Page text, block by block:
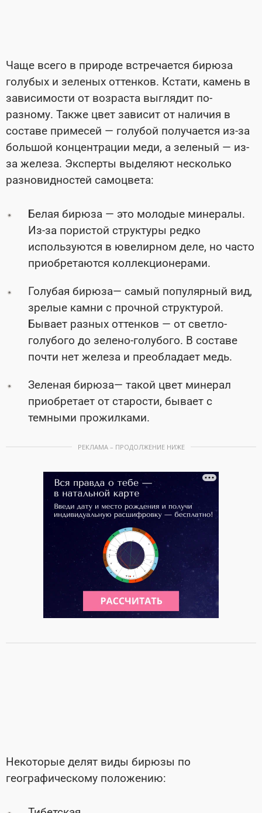
Чаще всего в природе встречается бирюза
голубых и зеленых оттенков. Кстати, камень в
зависимости от возраста выглядит по-
разному. Также цвет зависит от наличия в
составе примесей — голубой получается из-за
большой концентрации меди, а зеленый — из-
за железа. Эксперты выделяют несколько
разновидностей самоцвета:
Белая бирюза — это молодые минералы.
Из-за пористой структуры редко
используются в ювелирном деле, но часто
приобретаются коллекционерами.
Голубая бирюза— самый популярный вид,
зрелые камни с прочной структурой.
Бывает разных оттенков — от светло-
голубого до зелено-голубого. В составе
почти нет железа и преобладает медь.
Зеленая бирюза— такой цвет минерал
приобретает от старости, бывает с
темными прожилками.
РЕКЛАМА – ПРОДОЛЖЕНИЕ НИЖЕ
Некоторые делят виды бирюзы по
географическому положению: